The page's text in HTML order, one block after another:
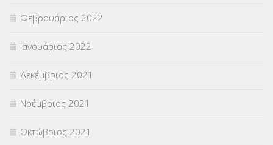
Φεβρουάριος 2022
Ιανουάριος 2022
Δεκέμβριος 2021
Νοέμβριος 2021
Οκτώβριος 2021